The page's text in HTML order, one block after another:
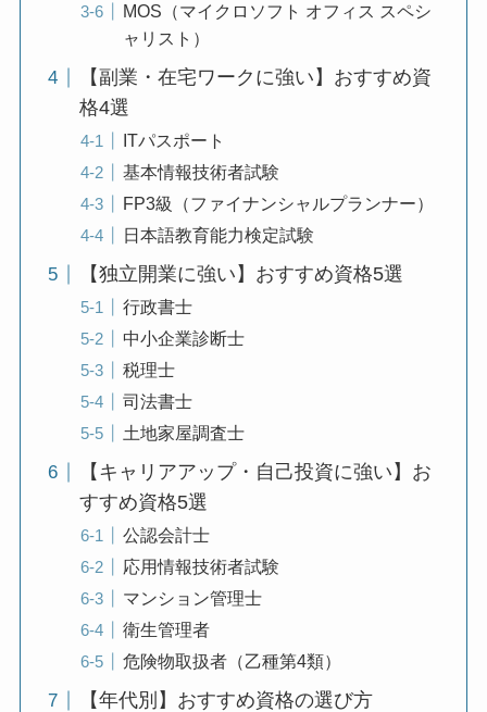
MOS（マイクロソフト オフィス スペシ
ャリスト）
【副業・在宅ワークに強い】おすすめ資
格4選
ITパスポート
基本情報技術者試験
FP3級（ファイナンシャルプランナー）
日本語教育能力検定試験
【独立開業に強い】おすすめ資格5選
行政書士
中小企業診断士
税理士
司法書士
土地家屋調査士
【キャリアアップ・自己投資に強い】お
すすめ資格5選
公認会計士
応用情報技術者試験
マンション管理士
衛生管理者
危険物取扱者（乙種第4類）
【年代別】おすすめ資格の選び方